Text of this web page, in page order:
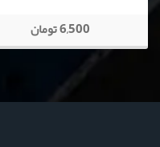
6,500 تومان